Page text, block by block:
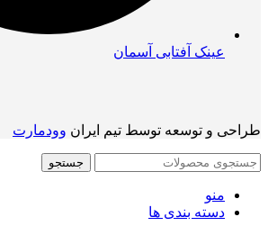
عینک آفتابی آسمان
طراحی و توسعه توسط تیم ایران وودمارت
جستجو
منو
دسته بندی ها